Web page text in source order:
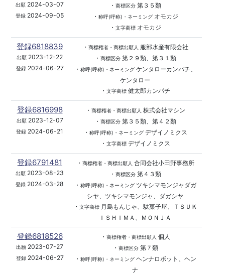
出願 2024-03-07
登録 2024-09-05
・ 商標区分第３５類
・ 称呼(呼称)・ネーミングオモカジ
・ 文字商標オモカジ
登録6818839
出願 2023-12-22
登録2024-06-27
・ 商標権者・商標出願人
服部水産有限会社
・ 商標区分第２９類、第３１類
・ 称呼(呼称)・ネーミングケンタローカンパチ、
ケンタロー
・ 文字商標健太郎カンパチ
登録6816998
出願2023-12-07
登録 2024-06-21
・ 商標権者・商標出願人 株式会社マシン
・ 商標区分第３５類、第４２類
・ 称呼(呼称)・ネーミングデザイノミクス
・ 文字商標デザイノミクス
登録6791481
出願 2023-08-23
登録 2024-03-28
・ 商標権者・商標出願人 合同会社小田野事務所
・ 商標区分第４３類
・ 称呼(呼称)・ネーミングツキシマモンジャダガ
シヤ、ツキシマモンジャ、ダガシヤ
・ 文字商標月島もんじゃ、駄菓子屋、ＴＳＵＫ
ＩＳＨＩＭＡ、ＭＯＮＪＡ
登録6818526
出願 2023-07-27
登録2024-06-27
・ 商標権者・商標出願人 個人
・ 商標区分第７類
・ 称呼(呼称)・ネーミングヘンナロボット、ヘン
ナ